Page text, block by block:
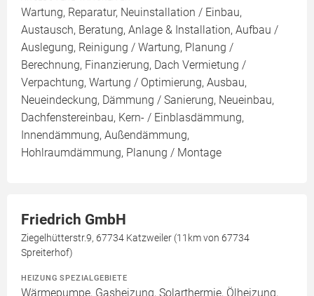
Wartung, Reparatur, Neuinstallation / Einbau,
Austausch, Beratung, Anlage & Installation, Aufbau /
Auslegung, Reinigung / Wartung, Planung /
Berechnung, Finanzierung, Dach Vermietung /
Verpachtung, Wartung / Optimierung, Ausbau,
Neueindeckung, Dämmung / Sanierung, Neueinbau,
Dachfenstereinbau, Kern- / Einblasdämmung,
Innendämmung, Außendämmung,
Hohlraumdämmung, Planung / Montage
Friedrich GmbH
Ziegelhütterstr.9, 67734 Katzweiler (11km von 67734
Spreiterhof)
HEIZUNG SPEZIALGEBIETE
Wärmepumpe, Gasheizung, Solarthermie, Ölheizung,